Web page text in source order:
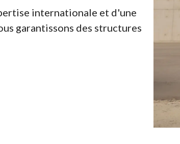
internationale et d'une
garantissons des structures